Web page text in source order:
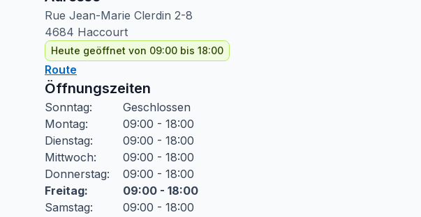
Rue Jean-Marie Clerdin 2-8
4684 Haccourt
Heute geöffnet von 09:00 bis 18:00
Route
Öffnungszeiten
Sonntag:
Geschlossen
Montag:
09:00 - 18:00
Dienstag:
09:00 - 18:00
Mittwoch:
09:00 - 18:00
Donnerstag:
09:00 - 18:00
Freitag:
09:00 - 18:00
Samstag: 09:00 - 18:00